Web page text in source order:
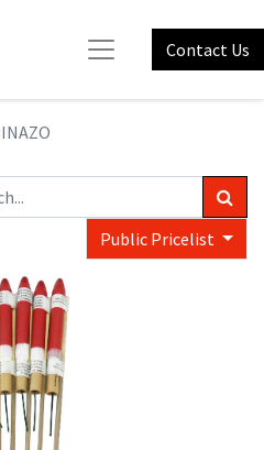
Contact Us
Public Pricelist